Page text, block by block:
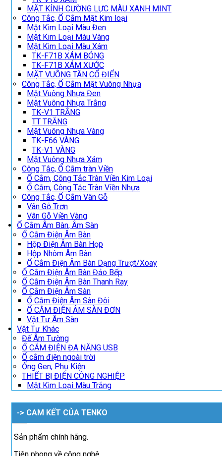
MẶT KÍNH CƯỜNG LỰC MÀU XANH MINT
Công Tắc, Ổ Cắm Mặt Kim loại
Mặt Kim Loại Màu Đen
Mặt Kim Loại Màu Vàng
Mặt Kim Loại Màu Xám
TK-F71B XÁM BÓNG
TK-F71B XÁM XƯỚC
MẶT VUÔNG TÂN CỔ ĐIỂN
Công Tắc, Ổ Cắm Mặt Vuông Nhựa
Mặt Vuông Nhựa Đen
Mặt Vuông Nhựa Trắng
TK-V1 TRẮNG
TT TRẮNG
Mặt Vuông Nhựa Vàng
TK-F66 VÀNG
TK-V1 VÀNG
Mặt Vuông Nhựa Xám
Công Tắc, Ổ Cắm tràn Viền
Ổ Cắm, Công Tắc Tràn Viền Kim Loại
Ổ Cắm, Công Tắc Tràn Viền Nhựa
Công Tắc, Ổ Cắm Vân Gỗ
Vân Gỗ Trơn
Vân Gỗ Viền Vàng
Ổ Cắm Âm Bàn, Âm Sàn
Ổ Cắm Điện Âm Bàn
Hộp Điện Âm Bàn Họp
Hộp Nhôm Âm Bàn
Ổ Cắm Điện Âm Bàn Dạng Trượt/Xoay
Ổ Cắm Điện Âm Bàn Đảo Bếp
Ổ Cắm Điện Âm Bàn Thanh Ray
Ổ Cắm Điện Âm Sàn
Ổ Cắm Điện Âm Sàn Đôi
Ổ CẮM ĐIỆN ÂM SÀN ĐƠN
Vật Tư Âm Sàn
Vật Tư Khác
Đế Âm Tường
Ổ CẮM ĐIỆN ĐA NĂNG USB
Ổ cắm điện ngoài trời
Ống Gen, Phụ Kiện
THIẾT BỊ ĐIỆN CÔNG NGHIỆP
Mặt Kim Loại Màu Trắng
-> CAM KẾT CỦA TENKO
Sản phẩm chính hãng.